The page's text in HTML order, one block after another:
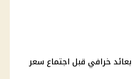
خرافي قبل اجتماع سعر